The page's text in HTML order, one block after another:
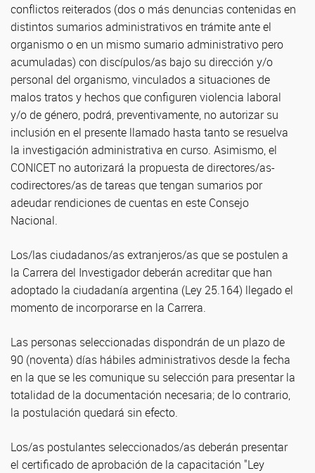
conflictos reiterados (dos o más denuncias contenidas en
distintos sumarios administrativos en trámite ante el
organismo o en un mismo sumario administrativo pero
acumuladas) con discípulos/as bajo su dirección y/o
personal del organismo, vinculados a situaciones de
malos tratos y hechos que configuren violencia laboral
y/o de género, podrá, preventivamente, no autorizar su
inclusión en el presente llamado hasta tanto se resuelva
la investigación administrativa en curso. Asimismo, el
CONICET no autorizará la propuesta de directores/as-
codirectores/as de tareas que tengan sumarios por
adeudar rendiciones de cuentas en este Consejo
Nacional.
Los/las ciudadanos/as extranjeros/as que se postulen a
la Carrera del Investigador deberán acreditar que han
adoptado la ciudadanía argentina (Ley 25.164) llegado el
momento de incorporarse en la Carrera.
Las personas seleccionadas dispondrán de un plazo de
90 (noventa) días hábiles administrativos desde la fecha
en la que se les comunique su selección para presentar la
totalidad de la documentación necesaria; de lo contrario,
la postulación quedará sin efecto.
Los/as postulantes seleccionados/as deberán presentar
el certificado de aprobación de la capacitación "Ley